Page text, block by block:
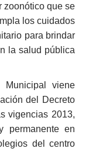
zoonótico que se
los cuidados
para brindar
la salud pública
Municipal viene
del Decreto
vigencias 2013,
permanente en
del centro